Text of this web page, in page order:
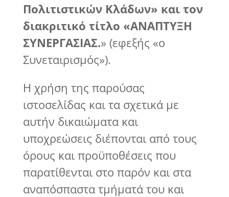
Πολιτιστικών Κλάδων» και τον
διακριτικό τίτλο «ΑΝΑΠΤΥΞΗ
ΣΥΝΕΡΓΑΣΙΑΣ.» (εφεξής «ο
Συνεταιρισμός»).
Η χρήση της παρούσας
ιστοσελίδας και τα σχετικά με
αυτήν δικαιώματα και
υποχρεώσεις διέπονται από τους
όρους και προϋποθέσεις που
παρατίθενται στο παρόν και στα
αναπόσπαστα τμήματά του και